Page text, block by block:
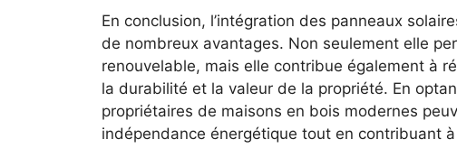
En ⁢conclusion, l’intégration des panneaux⁣
⁤de ⁤nombreux avantages. ‌Non seulement ⁢elle
renouvelable, ⁣mais elle⁢ contribue également à
la durabilité et la valeur de la propriété. En
propriétaires de maisons en bois modernes
indépendance énergétique tout en contribuant